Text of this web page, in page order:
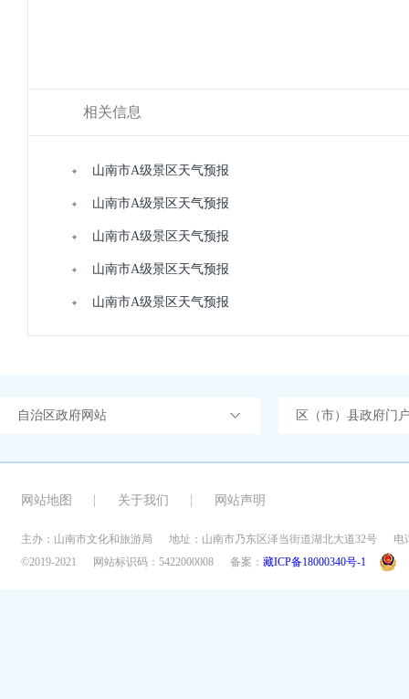
相关信息
山南市A级景区天气预报
山南市A级景区天气预报
山南市A级景区天气预报
山南市A级景区天气预报
山南市A级景区天气预报
自治区政府网站 区（市）县政府门
网站地图 关于我们 网站声明
主办：山南市文化和旅游局 地址：山南市乃东区泽当街道湖北大道32号
电
©2019-2021
网站标识码：5422000008 备案： 藏ICP备18000340号-1